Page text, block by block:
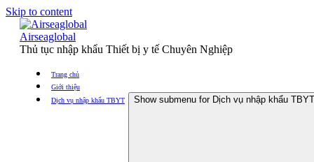
Skip to content
Airseaglobal
Thủ tục nhập khẩu Thiết bị y tế Chuyên Nghiệp
Trang chủ
Giới thiệu
Dịch vụ nhập khẩu TBYT
Show submenu for Dịch vụ nhập khẩu TBYT